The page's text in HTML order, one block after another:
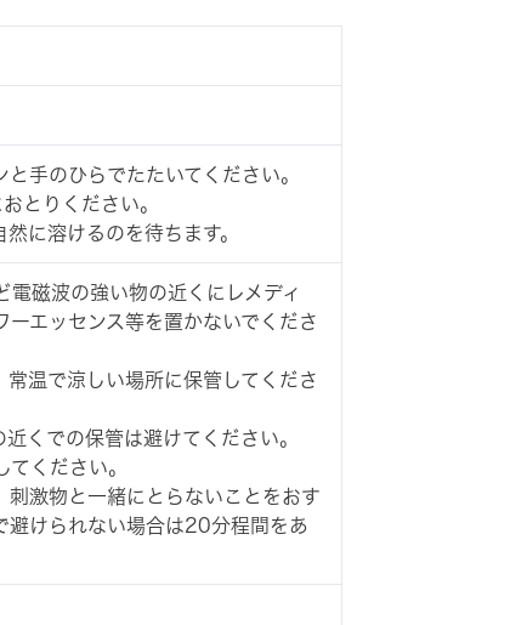
手のひらでたたいてください。
とりください。
に溶けるのを待ちます。
磁波の強い物の近くにレメディ
エッセンス等を置かないでくださ
温で涼しい場所に保管してくださ
くでの保管は避けてください。
ください。
激物と一緒にとらないことをおす
避けられない場合は20分程間をあ